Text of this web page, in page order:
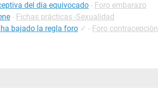
del dia equivocado - Foro embarazo
- Fichas prácticas -Sexualidad
bajado la regla foro ✓ - Foro contracepción